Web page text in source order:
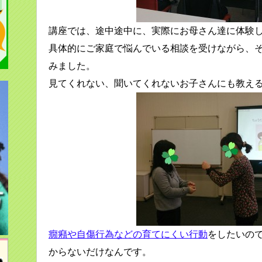
講座では、途中途中に、実際にお母さん達に体験
具体的にご家庭で悩んでいる相談を受けながら、
みました。
見てくれない、聞いてくれないお子さんにも教え
癇癪や自傷行為などの育てにくい行動をしたいの
からないだけなんです。